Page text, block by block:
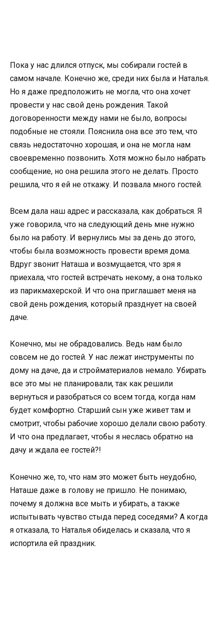
Пока у нас длился отпуск, мы собирали гостей в
самом начале. Конечно же, среди них была и Наталья.
Но я даже предположить не могла, что она хочет
провести у нас свой день рождения. Такой
договоренности между нами не было, вопросы
подобные не стояли. Пояснила она все это тем, что
связь недостаточно хорошая, и она не могла нам
своевременно позвонить. Хотя можно было набрать
сообщение, но она решила этого не делать. Просто
решила, что я ей не откажу. И позвала много гостей.
Всем дала наш адрес и рассказала, как добраться. Я
уже говорила, что на следующий день мне нужно
было на работу. И вернулись мы за день до этого,
чтобы была возможность провести время дома.
Вдруг звонит Наташа и возмущается, что зря я
приехала, что гостей встречать некому, а она только
из парикмахерской. И что она приглашает меня на
свой день рождения, который празднует на своей
даче.
Конечно, мы не обрадовались. Ведь нам было
совсем не до гостей. У нас лежат инструменты по
дому на даче, да и стройматериалов немало. Убирать
все это мы не планировали, так как решили
вернуться и разобраться со всем тогда, когда нам
будет комфортно. Старший сын уже живет там и
смотрит, чтобы рабочие хорошо делали свою работу.
И что она предлагает, чтобы я неслась обратно на
дачу и ждала ее гостей?!
Конечно же, то, что нам это может быть неудобно,
Наташе даже в голову не пришло. Не понимаю,
почему я должна все мыть и убирать, а также
испытывать чувство стыда перед соседями? А когда
я отказала, то Наталья обиделась и сказала, что я
испортила ей праздник.